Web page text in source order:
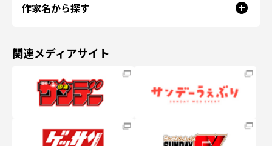
作家名から探す
関連メディアサイト